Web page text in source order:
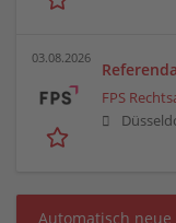
03.08.2026
FPS
Automatisch